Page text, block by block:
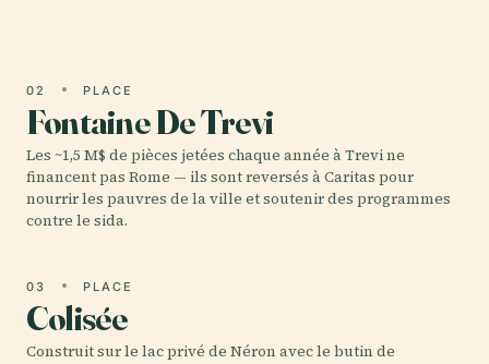
02 PLACE
Fontaine De Trevi
Les ~1,5 M$ de pièces jetées chaque année à Trevi ne
financent pas Rome — ils sont reversés à Caritas pour
nourrir les pauvres de la ville et soutenir des programmes
contre le sida.
03 PLACE
Colisée
Construit sur le lac privé de Néron avec le butin de